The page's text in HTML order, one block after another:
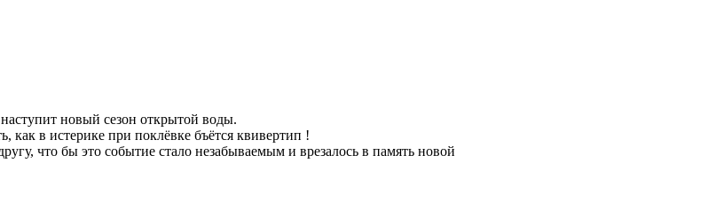
новый сезон открытой воды.
в истерике при поклёвке бъётся квивертип !
что бы это событие стало незабываемым и врезалось в память новой